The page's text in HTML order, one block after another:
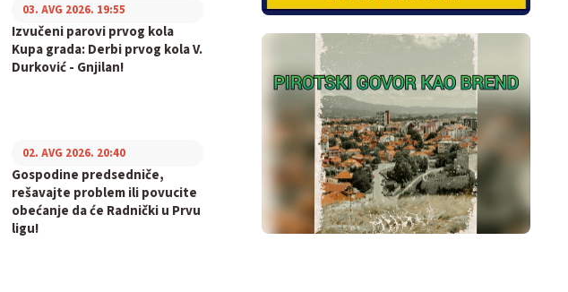
Izvučeni parovi prvog kola
Kupa grada: Derbi prvog kola V.
Durković - Gnjilan!
03. AVG 2026. 19:55
Gospodine predsedniče,
rešavajte problem ili povucite
obećanje da će Radnički u Prvu
ligu!
02. AVG 2026. 20:40